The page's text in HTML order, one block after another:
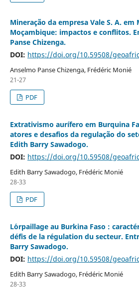
Mineração da empresa Vale S. A. em
Moçambique: impactos e conflitos.
Panse Chizenga.
DOI: https://doi.org/10.59508/
Anselmo Panse Chizenga, Frédéric Monié
21-27
PDF
Extrativismo aurífero em Burquina
atores e desafios da regulação do
Edith Barry Sawadogo.
DOI: https://doi.org/10.59508/
Edith Barry Sawadogo, Frédéric Monié
28-33
PDF
L´orpaillage au Burkina Faso :
défis de la régulation du secteur.
Barry Sawadogo.
DOI: https://doi.org/10.59508/
Edith Barry Sawadogo, Frédéric Monié
28-33